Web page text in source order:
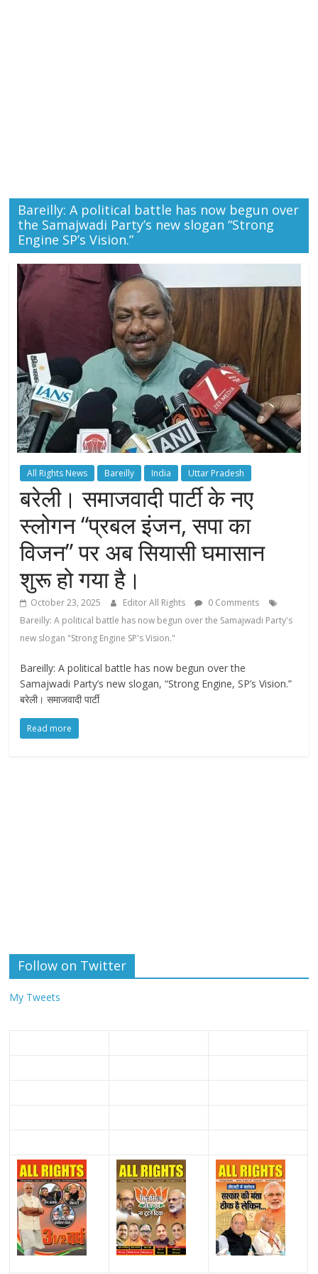
Bareilly: A political battle has now begun over
the Samajwadi Party’s new slogan “Strong
Engine SP’s Vision.”
All Rights News Bareilly India Uttar Pradesh
बरेली। समाजवादी पार्टी के नए
स्लोगन “प्रबल इंजन, सपा का
विजन” पर अब सियासी घमासान
शुरू हो गया है।
October 23, 2025 Editor All Rights
0 Comments
Bareilly: A political battle has now begun over the Samajwadi Party's
new slogan "Strong Engine SP's Vision."
Bareilly: A political battle has now begun over the
Samajwadi Party’s new slogan, “Strong Engine, SP’s Vision.”
बरेली। समाजवादी पार्टी
Read more
Follow on Twitter
My Tweets